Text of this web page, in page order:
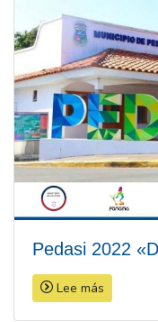
Pedasi 2022
Lee más